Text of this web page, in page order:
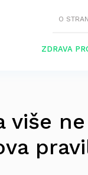
O
ZDRAVA
više